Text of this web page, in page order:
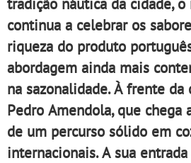
continua a celebrar os
riqueza do produto
abordagem ainda mais
na sazonalidade. À frente
Pedro Amendola, que chega
de um percurso sólido em
internacionais. A sua